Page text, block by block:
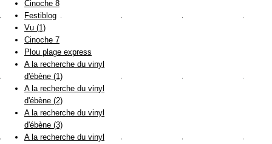
Cinoche 8
Festiblog
Vu (1)
Cinoche 7
Plou plage express
A la recherche du vinyl
d'ébène (1)
A la recherche du vinyl
d'ébène (2)
A la recherche du vinyl
d'ébène (3)
A la recherche du vinyl